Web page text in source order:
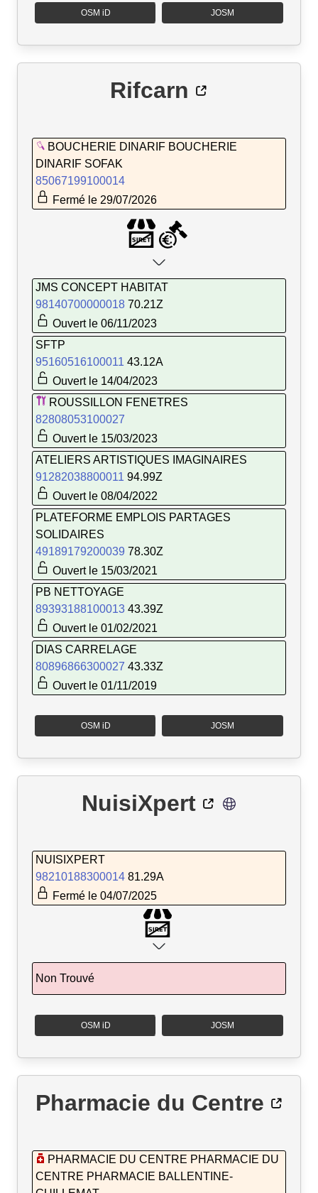
OSM iD JOSM
Rifcarn
BOUCHERIE DINARIF BOUCHERIE
DINARIF SOFAK
85067199100014
Fermé le 29/07/2026
JMS CONCEPT HABITAT
98140700000018 70.21Z
Ouvert le 06/11/2023
SFTP
95160516100011 43.12A
Ouvert le 14/04/2023
ROUSSILLON FENETRES
82808053100027
Ouvert le 15/03/2023
ATELIERS ARTISTIQUES IMAGINAIRES
91282038800011 94.99Z
Ouvert le 08/04/2022
PLATEFORME EMPLOIS PARTAGES
SOLIDAIRES
49189179200039 78.30Z
Ouvert le 15/03/2021
PB NETTOYAGE
89393188100013 43.39Z
Ouvert le 01/02/2021
DIAS CARRELAGE
80896866300027 43.33Z
Ouvert le 01/11/2019
OSM iD JOSM
NuisiXpert
NUISIXPERT
98210188300014 81.29A
Fermé le 04/07/2025
Non Trouvé
OSM iD JOSM
Pharmacie du Centre
PHARMACIE DU CENTRE PHARMACIE DU
CENTRE PHARMACIE BALLENTINE-